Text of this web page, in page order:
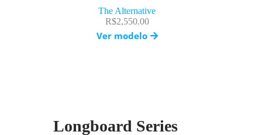
The Alternative
R$2,550.00
Ver modelo
Longboard Series